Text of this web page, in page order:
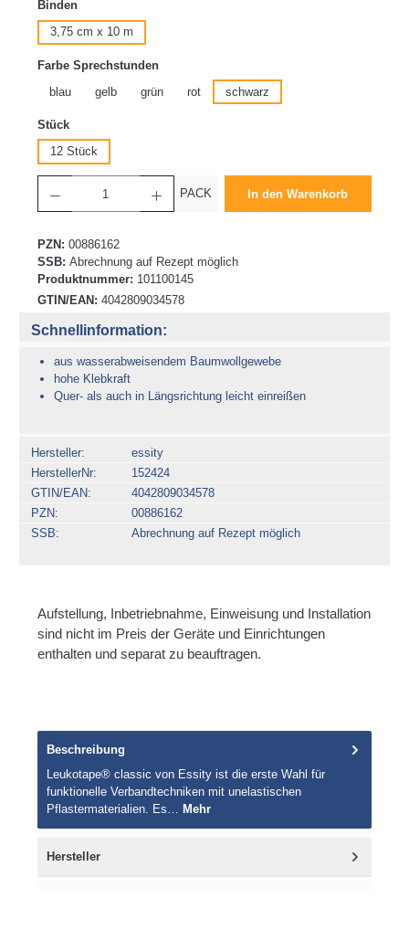
Bindenauswählen
3,75 cm x 10 m
Farbe Sprechstundenauswählen
blau
gelb grün rot schwarz
Stückauswählen
12 Stück
PACK In den Warenkorb
PZN: 00886162
SSB: Abrechnung auf Rezept möglich
Produktnummer: 101100145
GTIN/EAN: 4042809034578
Schnellinformation:
aus wasserabweisendem Baumwollgewebe
hohe Klebkraft
Quer- als auch in Längsrichtung leicht einreißen
Hersteller
essity
HerstellerNr
152424
GTIN/EAN
4042809034578
PZN
00886162
SSB
Abrechnung auf Rezept möglich
Aufstellung, Inbetriebnahme, Einweisung und Installation
sind nicht im Preis der Geräte und Einrichtungen
enthalten und separat zu beauftragen.
Beschreibung
Leukotape® classic von Essity ist die erste Wahl für
funktionelle Verbandtechniken mit unelastischen
Pflastermaterialien. Es… Mehr
Hersteller